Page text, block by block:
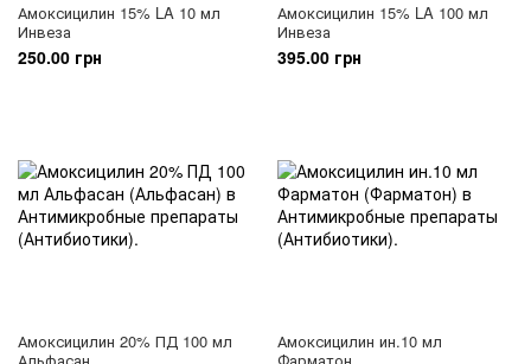
Амоксицилин 15% LA 10 мл
Инвеза
250.00 грн
Амоксицилин 15% LA 100 мл
Инвеза
395.00 грн
Амоксицилин 20% ПД 100 мл
Амоксицилин ин.10 мл